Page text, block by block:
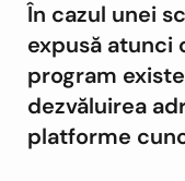
În cazul unei
expusă atunci
program
dezvăluirea
platforme